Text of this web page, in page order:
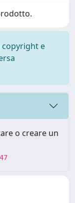
copyright e
o creare un